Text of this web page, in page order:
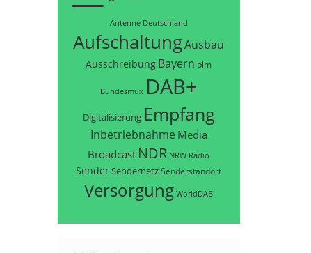
Antenne Deutschland
AufschaltungAusbau
Ausschreibung Bayern blm
Bundesmux DAB+
Digitalisierung Empfang
Inbetriebnahme Media
Broadcast NDR NRW Radio
SenderSendernetzSenderstandort
Versorgung WorldDAB